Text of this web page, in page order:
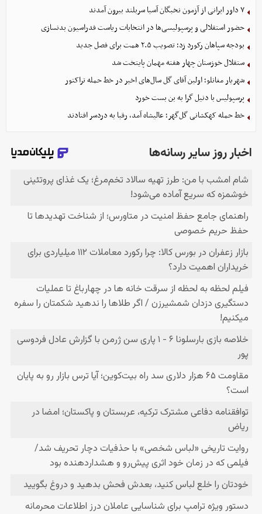
۷ داور ایرانی از آزمون نخبگان آسیا سربلند بیرون آمدند
حضور استقلالی و پرسپولیسی‌ها در انتخابات ریاست فدراسیون بدنسازی
بودجه سپاهان رکورد زد؛ تصویب ۲.۵ همت برای فصل جدید
ستقلال خوزستان چهار هفته مهمان پایتخت شد
شهریار مغانلو؛ اولین آقای گل سال‌های اخیر در خط حمله تراکتور
پرسپولیس با دنیل گرا به بن بست خورد
خط حمله کهکشانی گل‌گهر؛ عالیشاه آمد، رقبا به دردسر افتادند